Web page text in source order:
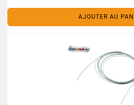
AJOUTER AU